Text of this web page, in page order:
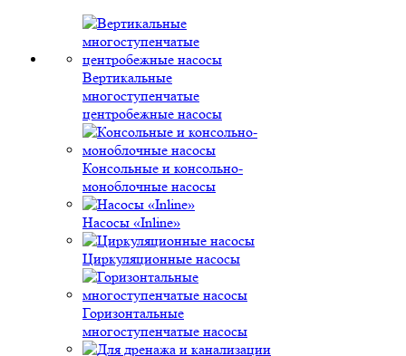
Вертикальные
многоступенчатые
центробежные насосы
Консольные и консольно-
моноблочные насосы
Насосы «Inline»
Циркуляционные насосы
Горизонтальные
многоступенчатые насосы